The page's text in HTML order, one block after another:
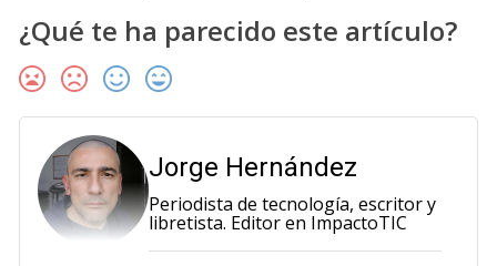
¿Qué te ha parecido este artículo?
Jorge Hernández
Periodista de tecnología, escritor y
libretista. Editor en ImpactoTIC